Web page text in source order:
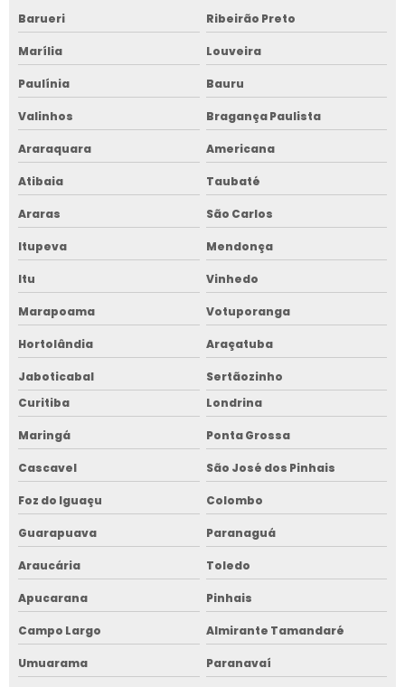
Barueri Ribeirão Preto
Marília Louveira
Paulínia Bauru
Valinhos Bragança Paulista
Araraquara Americana
Atibaia Taubaté
Araras São Carlos
Itupeva Mendonça
Itu Vinhedo
Marapoama Votuporanga
Hortolândia Araçatuba
Jaboticabal
Sertãozinho
Curitiba
Londrina
Maringá Ponta Grossa
Cascavel São José dos Pinhais
Foz do Iguaçu Colombo
Guarapuava Paranaguá
Araucária Toledo
Apucarana Pinhais
Campo Largo Almirante Tamandaré
Umuarama Paranavaí